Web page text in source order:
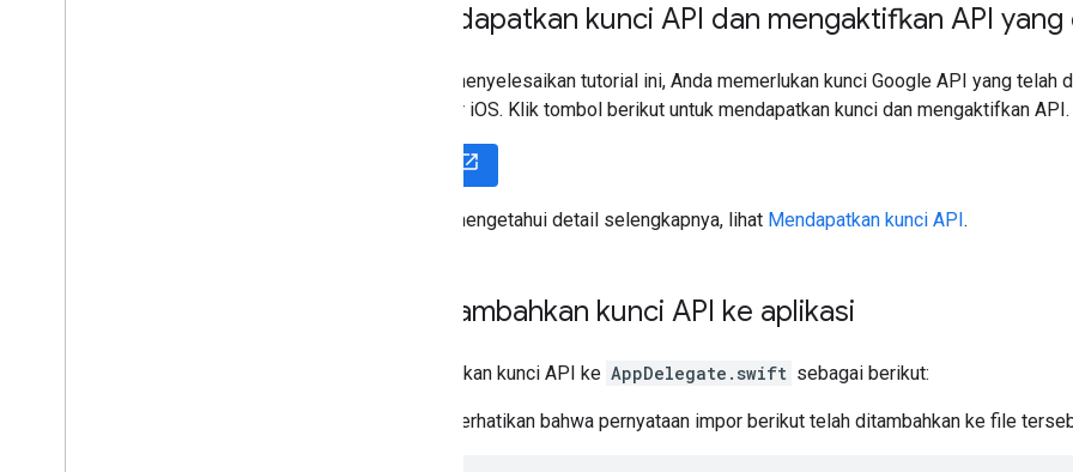
Mendapatkan kunci API dan mengaktifkan API
Untuk menyelesaikan tutorial ini, Anda memerlukan kunci Google API yang
SDK for iOS. Klik tombol berikut untuk mendapatkan kunci dan mengaktifkan API.
Untuk mengetahui detail selengkapnya, lihat Mendapatkan kunci API .
Menambahkan kunci API ke aplikasi
Tambahkan kunci API ke AppDelegate.swift sebagai berikut:
Perhatikan bahwa pernyataan impor berikut telah ditambahkan ke file